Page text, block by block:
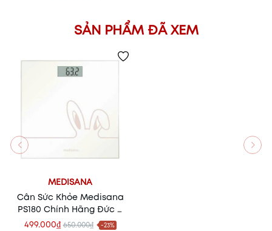
SẢN PHẨM ĐÃ XEM
MEDISANA
Cân Sức Khỏe Medisana
PS180 Chính Hãng Đức –
Cân Điện Tử Chính Xác
499.000₫ 650.000₫ -23%